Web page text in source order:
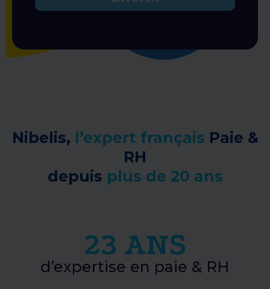
Nibelis, l’expert français Paie &
RH
depuis plus de 20 ans
23 ANS
d’expertise en paie & RH